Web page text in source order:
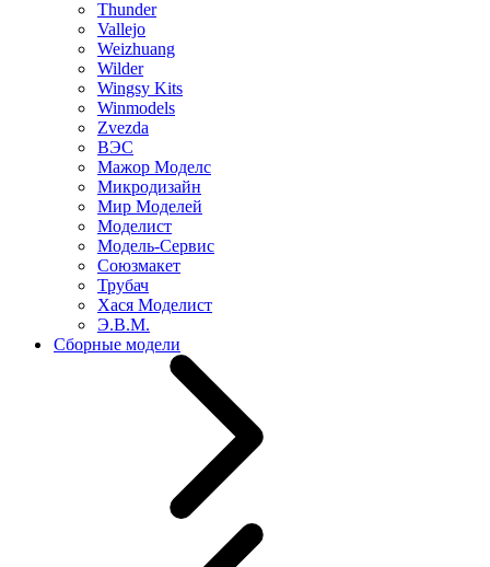
Thunder
Vallejo
Weizhuang
Wilder
Wingsy Kits
Winmodels
Zvezda
ВЭС
Мажор Моделс
Микродизайн
Мир Моделей
Моделист
Модель-Сервис
Союзмакет
Трубач
Хася Моделист
Э.В.М.
Сборные модели